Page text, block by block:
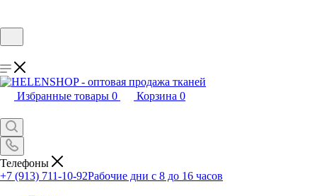
Избранные товары 0 Корзина 0
Телефоны
+7 (913) 711-10-92Рабочие дни с 8 до 16 часов